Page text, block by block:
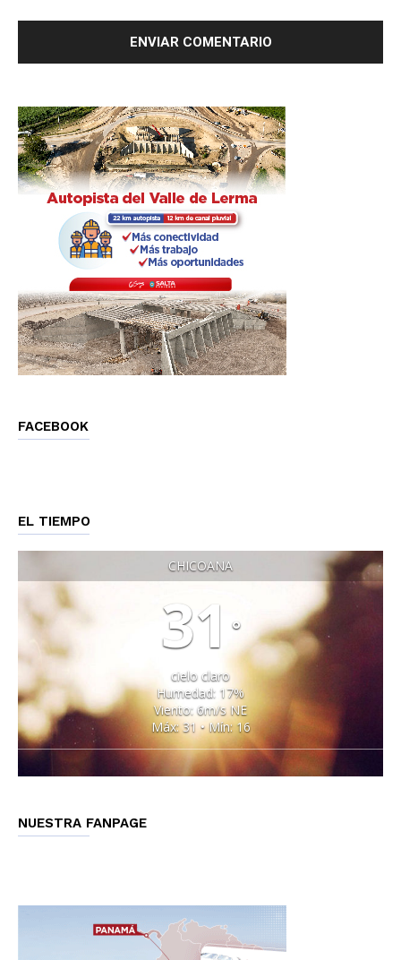
FACEBOOK
EL TIEMPO
CHICOANA
31 °
cielo claro
Humedad: 17%
Viento: 6m/s NE
Máx: 31 • Mín: 16
NUESTRA FANPAGE